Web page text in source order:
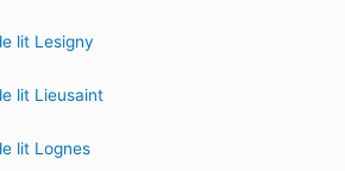
lit Lesigny
lit Lieusaint
lit Lognes